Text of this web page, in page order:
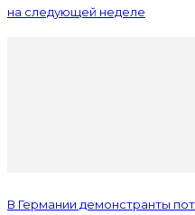
на следующей неделе
В Германии демонстранты